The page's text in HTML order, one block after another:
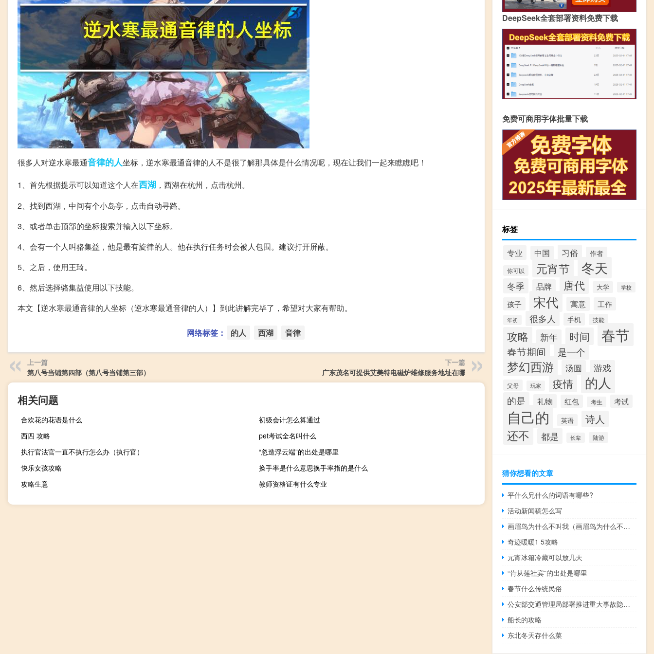
很多人对逆水寒最通音律的人坐标，逆水寒最通音律的人不是很了解那具体是什么情况呢，现在让我们一起来瞧瞧吧！
1、首先根据提示可以知道这个人在西湖 ，西湖在杭州，点击杭州。
2、找到西湖，中间有个小岛亭，点击自动寻路。
3、或者单击顶部的坐标搜索并输入以下坐标。
4、会有一个人叫骆集益，他是最有旋律的人。他在执行任务时会被人包围。建议打开屏蔽。
5、之后，使用王琦。
6、然后选择骆集益使用以下技能。
本文【逆水寒最通音律的人坐标（逆水寒最通音律的人）】到此讲解完毕了，希望对大家有帮助。
网络标签： 的人 西湖 音律
上一篇
第八号当铺第四部（第八号当铺第三部）
下一篇
广东茂名可提供艾美特电磁炉维修服务地址在哪
相关问题
合欢花的花语是什么
初级会计怎么算通过
西四 攻略
pet考试全名叫什么
执行官法官一直不执行怎么办（执行官）
“忽造浮云端”的出处是哪里
快乐女孩攻略
换手率是什么意思换手率指的是什么
攻略生意
教师资格证有什么专业
DeepSeek全套部署资料免费下载
免费可商用字体批量下载
标签
专业 中国 习俗 作者
你可以 元宵节 冬天
冬季 品牌 唐代 大学 学校
孩子 宋代 寓意 工作
年初 很多人 手机 技能
攻略 新年 时间 春节
春节期间 是一个
梦幻西游 汤圆 游戏
父母 玩家 疫情 的人
的是 礼物 红包 考生 考试
自己的 英语 诗人
还不 都是 长辈 陆游
猜你想看的文章
平什么兄什么的词语有哪些?
活动新闻稿怎么写
画眉鸟为什么不叫我（画眉鸟为什么不叫）
奇迹暖暖1 5攻略
元宵冰箱冷藏可以放几天
“肯从莲社宾”的出处是哪里
春节什么传统民俗
公安部交通管理局部署推进重大事故隐患专项排查整治工作
船长的攻略
东北冬天存什么菜